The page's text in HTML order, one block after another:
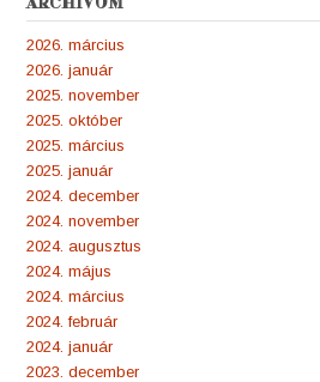
2026. március
2026. január
2025. november
2025. október
2025. március
2025. január
2024. december
2024. november
2024. augusztus
2024. május
2024. március
2024. február
2024. január
2023. december